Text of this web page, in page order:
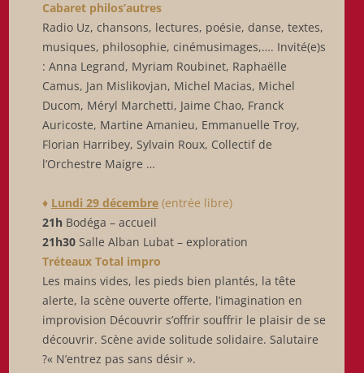
Cabaret philos’autres
Radio Uz, chansons, lectures, poésie, danse, textes,
musiques, philosophie, cinémusimages,…. Invité(e)s
: Anna Legrand, Myriam Roubinet, Raphaëlle
Camus, Jan Mislikovjan, Michel Macias, Michel
Ducom, Méryl Marchetti, Jaime Chao, Franck
Auricoste, Martine Amanieu, Emmanuelle Troy,
Florian Harribey, Sylvain Roux, Collectif de
l’Orchestre Maigre …
♦ Lundi 29 décembre (entrée libre)
21hBodéga – accueil
21h30Salle Alban Lubat – exploration
Tréteaux Total impro
Les mains vides, les pieds bien plantés, la tête
alerte, la scène ouverte offerte, l’imagination en
improvision Découvrir s’offrir souffrir le plaisir de se
découvrir. Scène avide solitude solidaire. Salutaire
?« N’entrez pas sans désir ».